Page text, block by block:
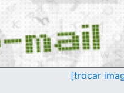
[trocar